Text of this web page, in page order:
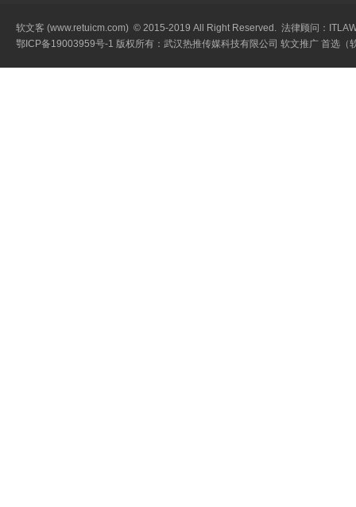
软文客 (www.retuicm.com) © 2015-2019 All Right Reserved. 法律顾问：
鄂ICP备19003959号-1 版权所有：武汉热推传媒科技有限公司 软文推广 首选（